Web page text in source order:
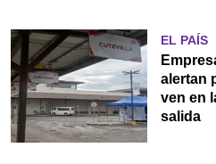
EL PAÍS
alertan
ven en
salida